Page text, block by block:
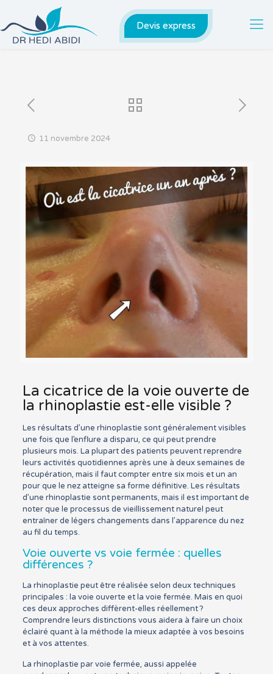
Devis express
11 novembre 2024
La cicatrice de la voie ouverte de
la rhinoplastie est-elle visible ?
Les résultats d’une rhinoplastie sont généralement visibles
une fois que l’enflure a disparu, ce qui peut prendre
plusieurs mois. La plupart des patients peuvent reprendre
leurs activités quotidiennes après une à deux semaines de
récupération, mais il faut compter entre six mois et un an
pour que le nez atteigne sa forme définitive. Les résultats
d’une rhinoplastie sont permanents, mais il est important de
noter que le processus de vieillissement naturel peut
entraîner de légers changements dans l’apparence du nez
au fil du temps.
Voie ouverte vs voie fermée : quelles
différences ?
La rhinoplastie peut être réalisée selon deux techniques
principales : la voie ouverte et la voie fermée. Mais en quoi
ces deux approches diffèrent-elles réellement ?
Comprendre leurs distinctions vous aidera à faire un choix
éclairé quant à la méthode la mieux adaptée à vos besoins
et à vos attentes.
La rhinoplastie par voie fermée, aussi appelée